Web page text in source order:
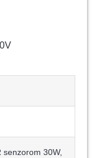
senzorom 30W,